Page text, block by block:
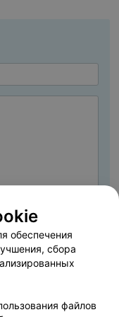
данных
обеспечения
сбора
файлов